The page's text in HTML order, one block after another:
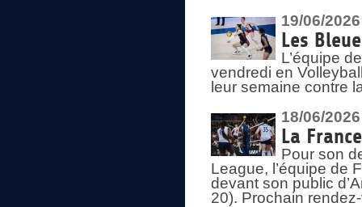
19/06/2026
Les
L’équipe
vendredi en
leur semaine contre
18/06/2026
La
Pour son
League, l’équipe de
devant son public
20). Prochain